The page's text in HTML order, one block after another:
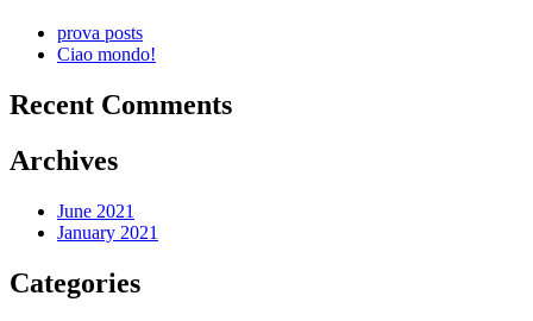
prova posts
Ciao mondo!
Recent Comments
Archives
June 2021
January 2021
Categories